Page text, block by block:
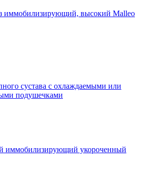
иммобилизирующий, высокий Malleo
сустава с охлаждаемыми или
подушечками
иммобилизирующий укороченный